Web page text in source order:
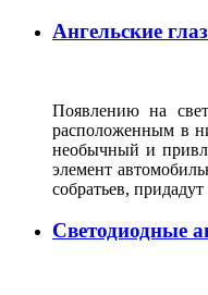
Ангельские
Появлению на
расположенным в
необычный и
элемент
собратьев,
Светодиодные